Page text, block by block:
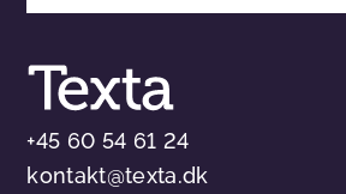
+45 60 54 61 24
kontakt@texta.dk